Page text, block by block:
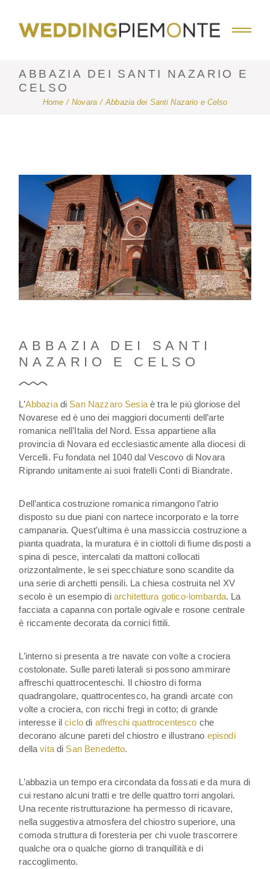
content
ABBAZIA DEI SANTI NAZARIO E
CELSO
Home Novara Abbazia dei Santi Nazario e Celso
ABBAZIA DEI SANTI
NAZARIO E CELSO
L’Abbaziadi San Nazzaro Sesiaè tra le più gloriose del
Novarese ed è uno dei maggiori documenti dell’arte
romanica nell’Italia del Nord. Essa appartiene alla
provincia di Novara ed ecclesiasticamente alla diocesi di
Vercelli. Fu fondata nel 1040 dal Vescovo di Novara
Riprando unitamente ai suoi fratelli Conti di Biandrate.
Dell’antica costruzione romanica rimangono l’atrio
disposto su due piani con nartece incorporato e la torre
campanaria. Quest’ultima è una massiccia costruzione a
pianta quadrata, la muratura è in ciottoli di fiume disposti a
spina di pesce, intercalati da mattoni collocati
orizzontalmente, le sei specchiature sono scandite da
una serie di archetti pensili. La chiesa costruita nel XV
secolo è un esempio di architettura gotico-lombarda. La
facciata a capanna con portale ogivale e rosone centrale
è riccamente decorata da cornici fittili.
L’interno si presenta a tre navate con volte a crociera
costolonate. Sulle pareti laterali si possono ammirare
affreschi quattrocenteschi. Il chiostro di forma
quadrangolare, quattrocentesco, ha grandi arcate con
volte a crociera, con ricchi fregi in cotto; di grande
interesse il ciclo di affreschi quattrocentesco che
decorano alcune pareti del chiostro e illustrano episodi
dellavitadi San Benedetto.
L’abbazia un tempo era circondata da fossati e da mura di
cui restano alcuni tratti e tre delle quattro torri angolari.
Una recente ristrutturazione ha permesso di ricavare,
nella suggestiva atmosfera del chiostro superiore, una
comoda struttura di foresteria per chi vuole trascorrere
qualche ora o qualche giorno di tranquillità e di
raccoglimento.